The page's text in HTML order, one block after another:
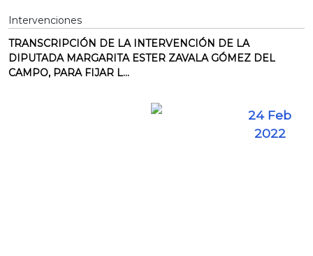
Intervenciones
TRANSCRIPCIÓN DE LA INTERVENCIÓN DE LA
DIPUTADA MARGARITA ESTER ZAVALA GÓMEZ DEL
CAMPO, PARA FIJAR L...
24 Feb
2022